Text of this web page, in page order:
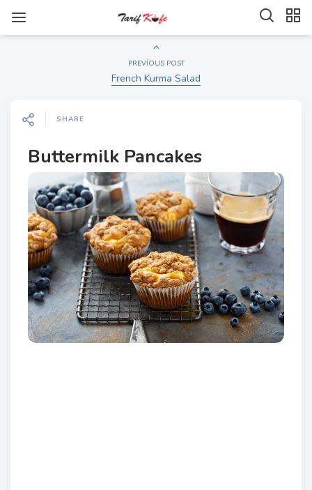
PREVIOUS POST
French Kurma Salad
SHARE
Buttermilk Pancakes